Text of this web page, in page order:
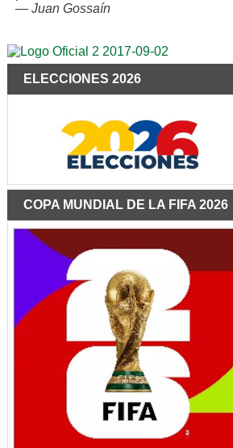
— Juan Gossaín
ELECCIONES 2026
COPA MUNDIAL DE LA FIFA 2026